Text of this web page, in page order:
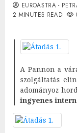
EUROASTRA -
2 MINUTES READ
A Pannon a
szolgáltatás
adományoz
ingyenes